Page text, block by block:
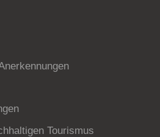
Tourismus